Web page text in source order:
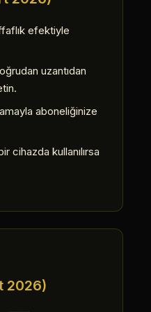
efektiyle
uzantıdan
aboneliğinize
cihazda kullanılırsa
2026)